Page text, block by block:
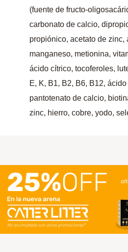
(fuente de fructo-
carbonato de calcio,
propiónico, acetato de zinc,
manganeso, metionina,
ácido cítrico, tocoferoles,
E, K, B1, B2, B6, B12,
pantotenato de calcio,
zinc, hierro, cobre, yodo,